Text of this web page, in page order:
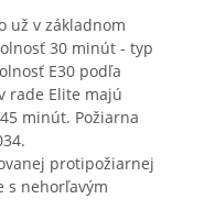
už v základnom
30 minút - typ
E30 podľa
rade Elite majú
minút. Požiarna
protipožiarnej
s nehorľavým